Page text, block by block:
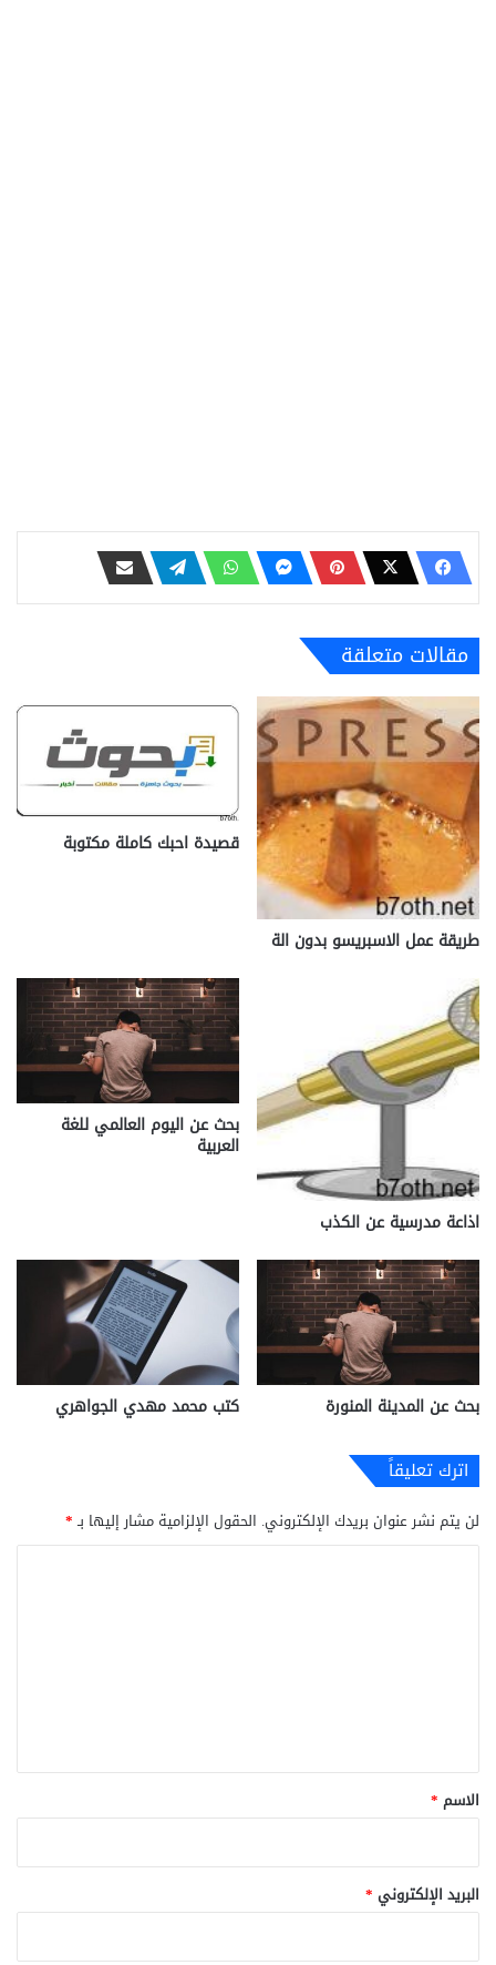
مقالات متعلقة
طريقة عمل الاسبريسو بدون الة
قصيدة احبك كاملة مكتوبة
اذاعة مدرسية عن الكذب
بحث عن اليوم العالمي للغة
العربية
بحث عن المدينة المنورة كتب محمد مهدي الجواهري
اترك تعليقاً
لن يتم نشر عنوان بريدك الإلكتروني. الحقول الإلزامية مشار إليها بـ*
*
الاسم *
البريد الإلكتروني *